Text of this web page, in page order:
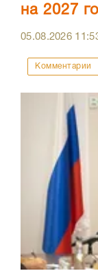
на 2027
05.08.2026
Комментарии